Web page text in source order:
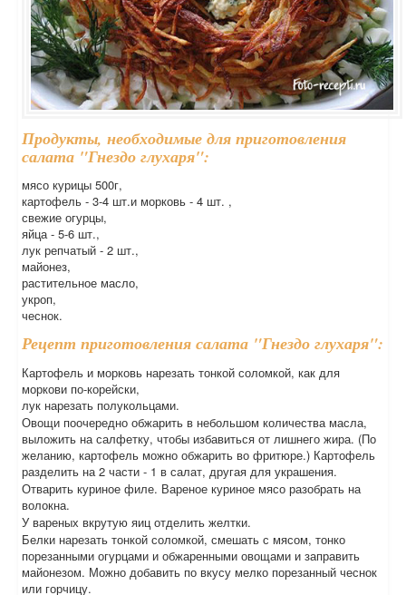
Продукты, необходимые для приготовления
салата "Гнездо глухаря":
мясо курицы 500г,
картофель - 3-4 шт.и морковь - 4 шт. ,
свежие огурцы,
яйца - 5-6 шт.,
лук репчатый - 2 шт.,
майонез,
растительное масло,
укроп,
чеснок.
Рецепт приготовления салата "Гнездо глухаря":
Картофель и морковь нарезать тонкой соломкой, как для
моркови по-корейски,
лук нарезать полукольцами.
Овощи поочередно обжарить в небольшом количества масла,
выложить на салфетку, чтобы избавиться от лишнего жира. (По
желанию, картофель можно обжарить во фритюре.) Картофель
разделить на 2 части - 1 в салат, другая для украшения.
Отварить куриное филе. Вареное куриное мясо разобрать на
волокна.
У вареных вкрутую яиц отделить желтки.
Белки нарезать тонкой соломкой, смешать с мясом, тонко
порезанными огурцами и обжаренными овощами и заправить
майонезом. Можно добавить по вкусу мелко порезанный чеснок
или горчицу.